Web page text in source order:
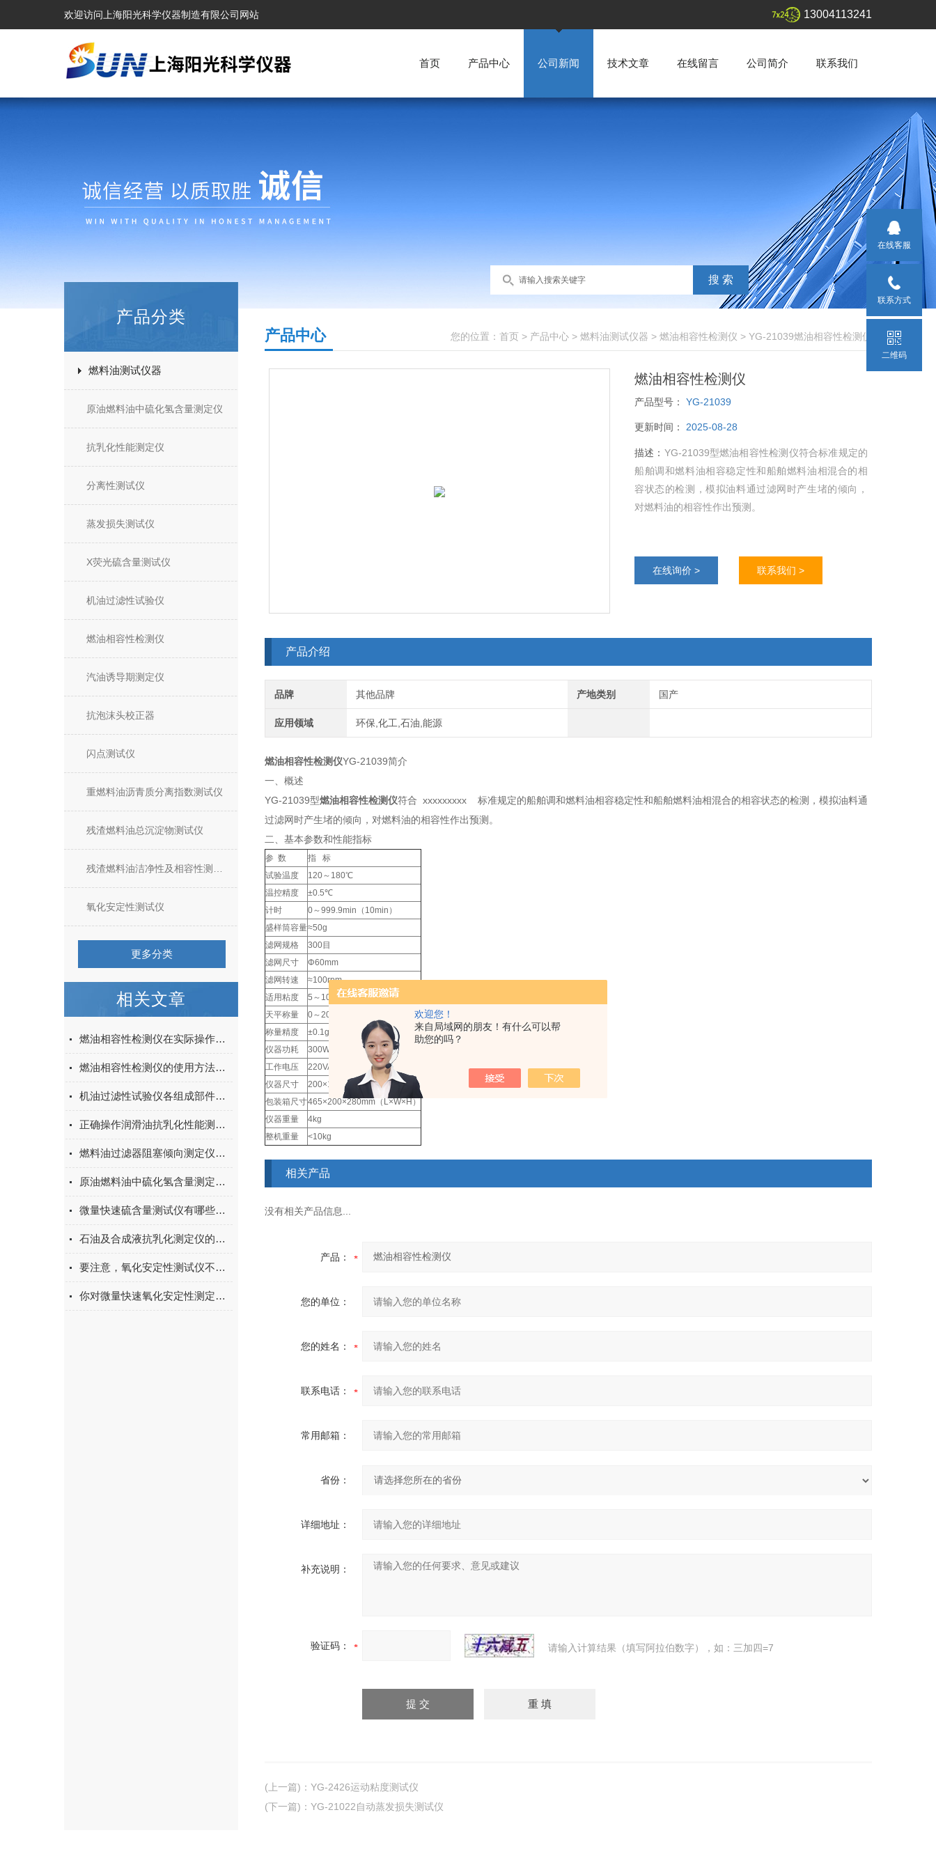
欢迎您！
来自局域网的朋友！有什么可以帮
助您的吗？
欢迎访问上海阳光科学仪器制造有限公司网站 13004113241
首页 产品中心 公司新闻 技术文章 在线留言 公司简介 联系我们
产品分类
燃料油测试仪器
原油燃料油中硫化氢含量测定仪
抗乳化性能测定仪
分离性测试仪
蒸发损失测试仪
X荧光硫含量测试仪
机油过滤性试验仪
燃油相容性检测仪
汽油诱导期测定仪
抗泡沫头校正器
闪点测试仪
重燃料油沥青质分离指数测试仪
残渣燃料油总沉淀物测试仪
氧化安定性测试仪
更多分类
相关文章
燃油相容性检测仪在实际操作过程中的常见问题相应解决方法分享
燃油相容性检测仪的使用方法及应用
机油过滤性试验仪各组成部件的功能特点分享
正确操作润滑油抗乳化性能测定仪为润滑油的质量评估提供重要参考依据
燃料油过滤器阻塞倾向测定仪有什么用处？
原油燃料油中硫化氢含量测定仪的电解池漏气影响测定结果吗？
微量快速硫含量测试仪有哪些实际作用？
石油及合成液抗乳化测定仪的技术特点讲述
要注意，氧化安定性测试仪不能实验过长时间
你对微量快速氧化安定性测定仪性能特点的了解有多少呢
您的位置： 首页 > 产品中心 > 燃料油测试仪器 > 燃油相容性检测仪 > YG-21039燃油相容性检测仪
产品中心
燃油相容性检测仪
产品型号： YG-21039
更新时间： 2025-08-28
描述： YG-21039型燃油相容性检测仪符合标准规定的
船舶调和燃料油相容稳定性和船舶燃料油相混合的相
容状态的检测，模拟油料通过滤网时产生堵的倾向，
对燃料油的相容性作出预测。
在线询价 > 联系我们 >
产品介绍
品牌 其他品牌 产地类别 国产
应用领域 环保,化工,石油,能源
燃油相容性检测仪YG-21039简介
一、概述
YG-21039型燃油相容性检测仪符合 xxxxxxxxx 标准规定的船舶调和燃料油相容稳定性和船舶燃料油相混合的相容状态的检测，模拟油料通
过滤网时产生堵的倾向，对燃料油的相容性作出预测。
二、基本参数和性能指标
参 数
指 标
试验温度
120～180℃
温控精度
±0.5℃
计时
0～999.9min（10min）
盛样筒容量≈50g
滤网规格
300目
滤网尺寸
Φ60mm
滤网转速
≈100rpm
适用粘度
5～10cst（150℃）
天平称量
0～200g
称量精度
±0.1g
仪器功耗
300W
工作电压
220VAC 50Hz
仪器尺寸
200×165×250mm（L×W×H）
包装箱尺寸465×200×280mm（L×W×H）
仪器重量
4kg
整机重量
<10kg
相关产品
没有相关产品信息...
产品：
您的单位：
您的姓名：
联系电话：
常用邮箱：
省份：
详细地址：
补充说明：
验证码： 请输入计算结果（填写阿拉伯数字），如：三加四=7
(上一篇) ： YG-2426运动粘度测试仪
(下一篇) ： YG-21022自动蒸发损失测试仪
在线客服
联系方式
二维码